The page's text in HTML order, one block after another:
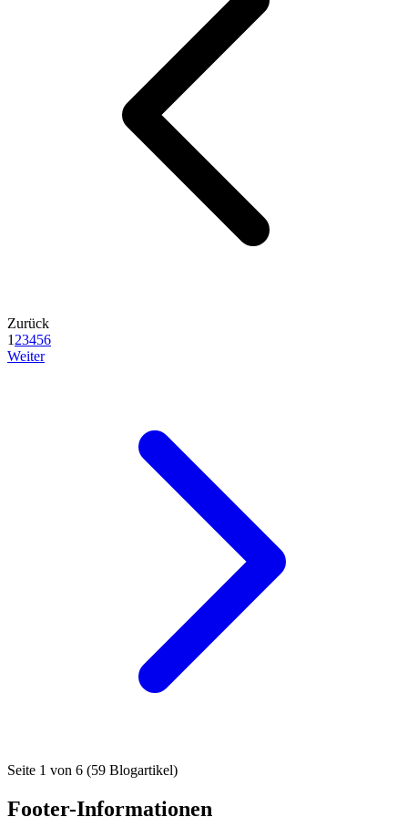
Zurück
1 23456
Weiter
Seite 1 von 6 (59 Blogartikel)
Footer-Informationen